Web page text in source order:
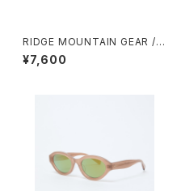
RIDGE MOUNTAIN GEAR / B
ASIC CAP（2026）
¥7,600